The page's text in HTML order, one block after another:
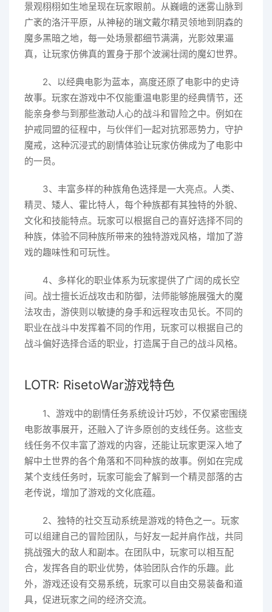
景观栩栩如生地呈现在玩家眼前。从巍峨的迷雾山脉到
广袤的洛汗平原，从神秘的瑞文戴尔精灵领地到阴森的
魔多黑暗之地，每一处场景都细节满满，光影效果逼
真，让玩家仿佛真的置身于那个波澜壮阔的魔幻世界。
2、以经典电影为蓝本，高度还原了电影中的史诗
故事。玩家在游戏中不仅能重温电影里的经典情节，还
能亲身参与到那些激动人心的战斗和冒险之中。例如在
护戒同盟的征程中，与伙伴们一起对抗邪恶势力，守护
魔戒，这种沉浸式的剧情体验让玩家仿佛成为了电影中
的一员。
3、丰富多样的种族角色选择是一大亮点。人类、
精灵、矮人、霍比特人，每个种族都有其独特的外貌、
文化和技能特点。玩家可以根据自己的喜好选择不同的
种族，体验不同种族所带来的独特游戏风格，增加了游
戏的趣味性和可玩性。
4、多样化的职业体系为玩家提供了广阔的成长空
间。战士擅长近战攻击和防御，法师能够施展强大的魔
法攻击，游侠则以敏捷的身手和远程攻击见长。不同的
职业在战斗中发挥着不同的作用，玩家可以根据自己的
战斗偏好选择合适的职业，打造属于自己的战斗风格。
LOTR: RisetoWar游戏特色
1、游戏中的剧情任务系统设计巧妙，不仅紧密围绕
电影故事展开，还融入了许多原创的支线任务。这些支
线任务不仅丰富了游戏的内容，还能让玩家更深入地了
解中土世界的各个角落和不同种族的故事。例如在完成
某个支线任务时，玩家可能会了解到一个精灵部落的古
老传说，增加了游戏的文化底蕴。
2、独特的社交互动系统是游戏的特色之一。玩家
可以组建自己的冒险团队，与好友一起并肩作战，共同
挑战强大的敌人和副本。在团队中，玩家可以相互配
合，发挥各自的职业优势，体验团队合作的乐趣。此
外，游戏还设有交易系统，玩家可以自由交易装备和道
具，促进玩家之间的经济交流。